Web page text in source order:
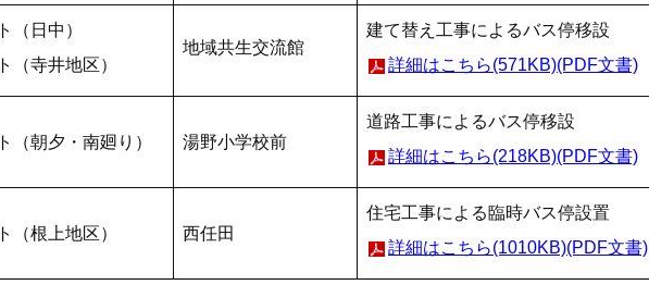
（日中）
（寺井地区）
地域共生交流館
建て替え工事によるバス停移設
詳細はこちら(571KB)(PDF文書)
（朝夕・南廻り） 湯野小学校前
道路工事によるバス停移設
詳細はこちら(218KB)(PDF文書)
（根上地区） 西任田
住宅工事による臨時バス停設置
詳細はこちら(1010KB)(PDF文書)